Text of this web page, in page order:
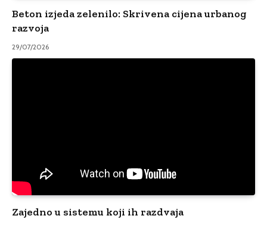
Beton izjeda zelenilo: Skrivena cijena urbanog
razvoja
29/07/2026
Zajedno u sistemu koji ih razdvaja